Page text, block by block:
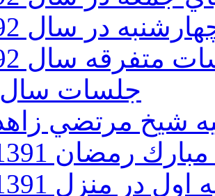
در سال 92
متفرقه سال 92
جلسات سال 91
رمضان 1391
در منزل 1391